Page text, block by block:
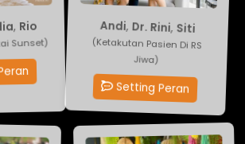
,Rio
Sunset)
Andi ,Dr. Rini ,Siti
(Ketakutan Pasien Di RS
Jiwa)
Setting Peran